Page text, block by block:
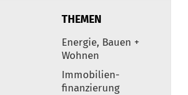
Elemente
THEMEN
Energie, Bauen +
Wohnen
Immobilien-
finanzierung